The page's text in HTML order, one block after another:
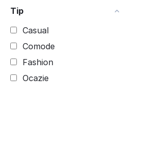
Tip
Casual
Comode
Fashion
Ocazie